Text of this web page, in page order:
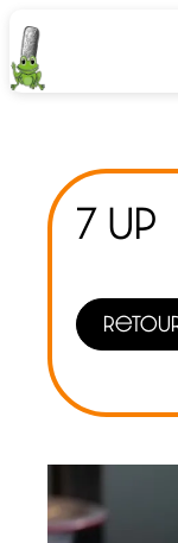
7 up